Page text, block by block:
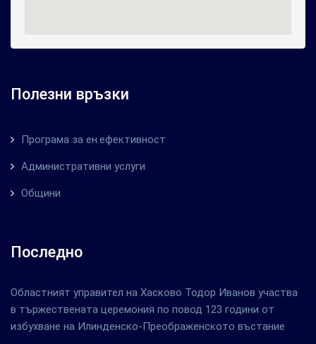
Полезни връзки
Програма за ен.ефективност
Административни услуги
Общини
Последно
Областният управител на Хасково Тодор Иванов участва
в тържествената церемония по повод 123 години от
избухване на Илинденско-Преображенското въстание